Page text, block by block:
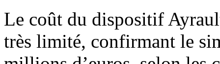
Le coût du dispositif
très limité, confirmant le